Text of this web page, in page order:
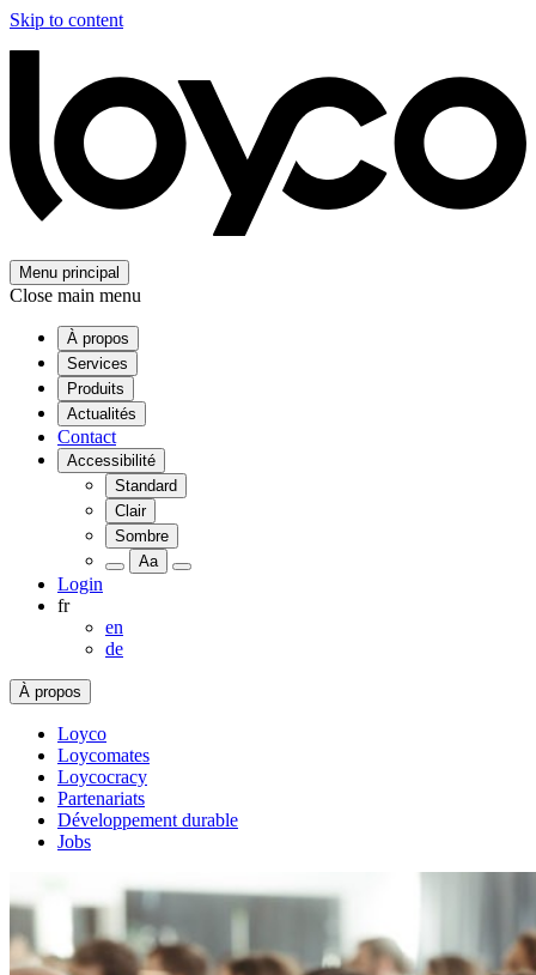
Skip to content
Menu principal
Close main menu
À propos
Services
Produits
Actualités
Contact
Accessibilité
Standard
Clair
Sombre
Aa
Login
fr
en
de
À propos
Loyco
Loycomates
Loycocracy
Partenariats
Développement durable
Jobs